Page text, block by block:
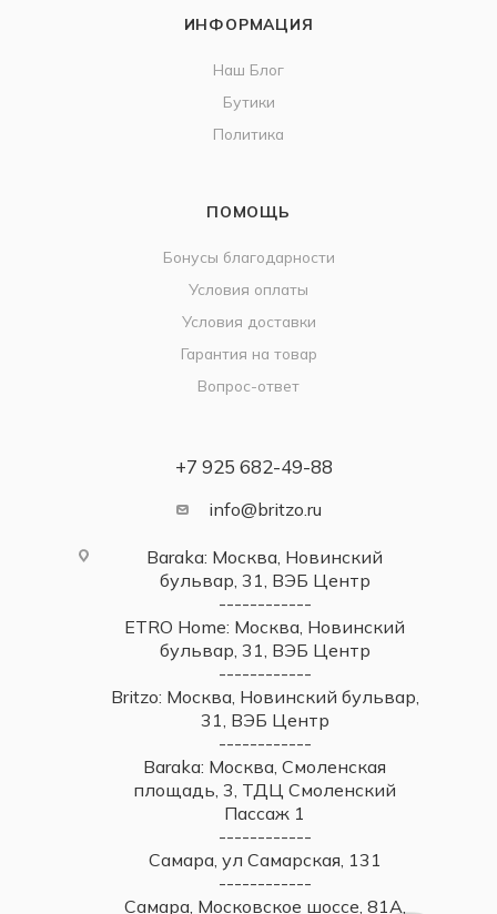
ИНФОРМАЦИЯ
Наш Блог
Бутики
Политика
ПОМОЩЬ
Бонусы благодарности
Условия оплаты
Условия доставки
Гарантия на товар
Вопрос-ответ
+7 925 682-49-88
info@britzo.ru
Baraka: Москва, Новинский
бульвар, 31, ВЭБ Центр
------------
ETRO Home: Москва, Новинский
бульвар, 31, ВЭБ Центр
------------
Britzo: Москва, Новинский бульвар,
31, ВЭБ Центр
------------
Baraka: Москва, Смоленская
площадь, 3, ТДЦ Смоленский
Пассаж 1
------------
Самара, ул Самарская, 131
------------
Самара, Московское шоссе, 81А,